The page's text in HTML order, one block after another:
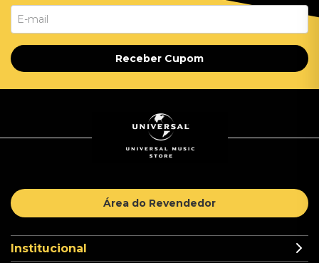
Receber Cupom
Área do Revendedor
Institucional